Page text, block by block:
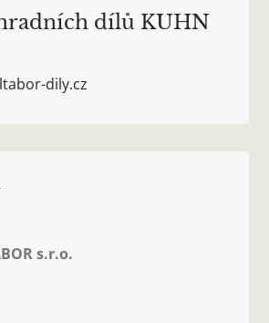
dílů KUHN
dily.cz
s.r.o.